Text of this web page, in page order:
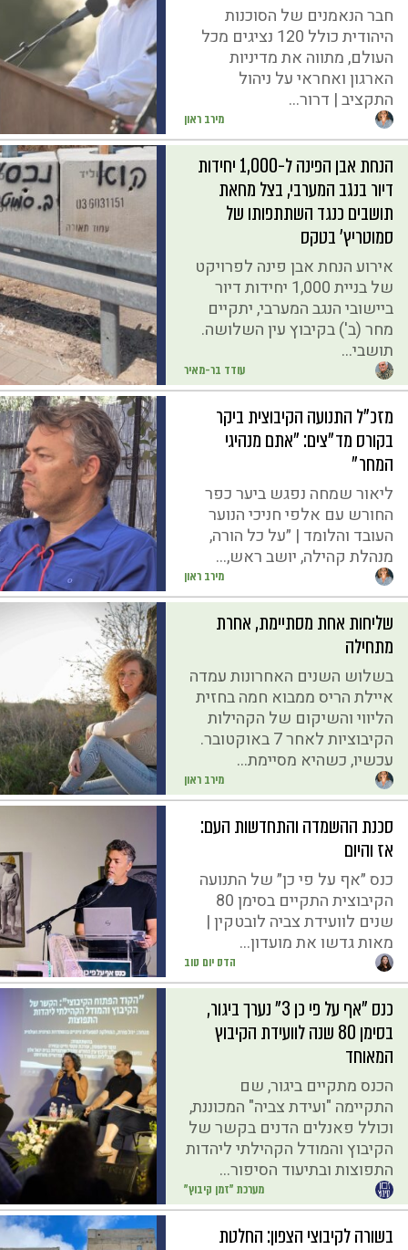
מירב ראון
חבר הנאמנים של הסוכנות
היהודית כולל 120 נציגים מכל
העולם, מתווה את מדיניות
הארגון ואחראי על ניהול
התקציב | דרור...
עודד בר-מאיר
הנחת אבן הפינה ל-1,000 יחידות
דיור בנגב המערבי, בצל מחאת
תושבים כנגד השתתפותו של
סמוטריץ' בטקס
אירוע הנחת אבן פינה לפרויקט
של בניית 1,000 יחידות דיור
ביישובי הנגב המערבי, יתקיים
מחר (ב') בקיבוץ עין השלושה.
תושבי...
מירב ראון
מזכ"ל התנועה הקיבוצית ביקר
בקורס מד״צים: ״אתם מנהיגי
המחר״
ליאור שמחה נפגש ביער כפר
החורש עם אלפי חניכי הנוער
העובד והלומד | ״על כל הורה,
מנהלת קהילה, יושב ראש,...
מירב ראון
שליחות אחת מסתיימת, אחרת
מתחילה
בשלוש השנים האחרונות עמדה
איילת הריס ממבוא חמה בחזית
הליווי והשיקום של הקהילות
הקיבוציות לאחר 7 באוקטובר.
עכשיו, כשהיא מסיימת...
הדס יום טוב
סכנת ההשמדה והתחדשות העם:
אז והיום
כנס ״אף על פי כן״ של התנועה
הקיבוצית התקיים בסימן 80
שנים לוועידת צביה לובטקין |
מאות גדשו את מועדון...
מערכת "זמן קיבוץ"
כנס "אף על פי כן 3" נערך ביגור,
בסימן 80 שנה לוועידת הקיבוץ
המאוחד
הכנס מתקיים ביגור, שם
התקיימה "ועידת צביה" המכוננת,
וכולל פאנלים הדנים בקשר של
הקיבוץ והמודל הקהילתי ליהדות
התפוצות ובתיעוד הסיפור...
בשורה לקיבוצי הצפון: החלטת